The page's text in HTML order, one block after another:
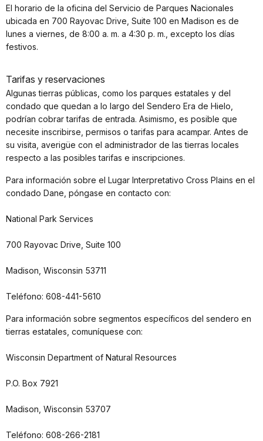
El horario de la oficina del Servicio de Parques Nacionales
ubicada en 700 Rayovac Drive, Suite 100 en Madison es de
lunes a viernes, de 8:00 a. m. a 4:30 p. m., excepto los días
festivos.
Tarifas y reservaciones
Algunas tierras públicas, como los parques estatales y del
condado que quedan a lo largo del Sendero Era de Hielo,
podrían cobrar tarifas de entrada. Asimismo, es posible que
necesite inscribirse, permisos o tarifas para acampar. Antes de
su visita, averigüe con el administrador de las tierras locales
respecto a las posibles tarifas e inscripciones.
Para información sobre el Lugar Interpretativo Cross Plains en el
condado Dane, póngase en contacto con:
National Park Services
700 Rayovac Drive, Suite 100
Madison, Wisconsin 53711
Teléfono: 608-441-5610
Para información sobre segmentos específicos del sendero en
tierras estatales, comuníquese con:
Wisconsin Department of Natural Resources
P.O. Box 7921
Madison, Wisconsin 53707
Teléfono: 608-266-2181